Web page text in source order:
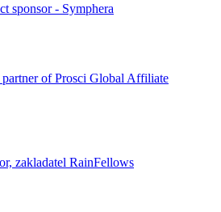
sponsor - Symphera
of Prosci Global Affiliate
zakladatel RainFellows